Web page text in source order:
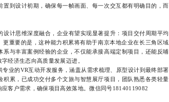
置到设计初期，确保每一帧画面、每一次交互都有明确目的，而
计思维深度融合，企业有望实现显著提升：项目交付周期平均
更重要的是，这种能力积累将有助于南京本地企业在长三角区域
系与丰富案例经验的企业，不仅能承接高端定制项目，还能反哺
经济生态向高质量发展迈进。
的VR互动开发服务，涵盖从需求梳理、原型设计到最终部署
积累，已成功交付多个文旅与智慧展厅项目，团队熟悉各类轻量
客户需求，确保项目高效落地。微信同号18140119082